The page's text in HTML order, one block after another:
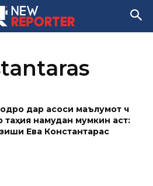
дар асоси маълумот чӣ
таҳия намудан мумкин аст:
Ева Константарас